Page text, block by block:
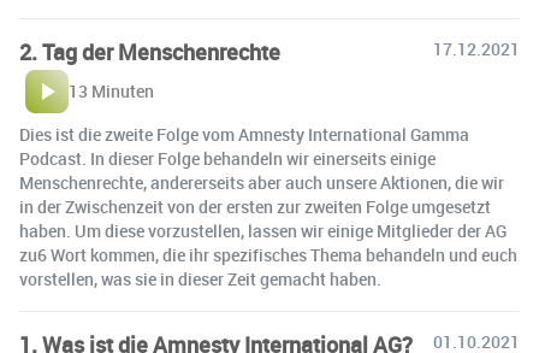
2. Tag der Menschenrechte
17.12.2021
13 Minuten
Dies ist die zweite Folge vom Amnesty International Gamma
Podcast. In dieser Folge behandeln wir einerseits einige
Menschenrechte, andererseits aber auch unsere Aktionen, die wir
in der Zwischenzeit von der ersten zur zweiten Folge umgesetzt
haben. Um diese vorzustellen, lassen wir einige Mitglieder der AG
zu6 Wort kommen, die ihr spezifisches Thema behandeln und euch
vorstellen, was sie in dieser Zeit gemacht haben.
1. Was ist die Amnesty International AG? 01.10.2021